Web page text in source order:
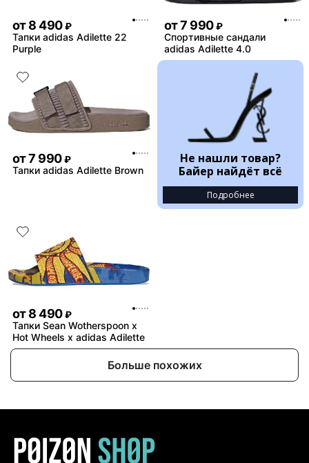
от8 490 ₽
Тапки adidas Adilette 22
Purple
от7 990 ₽
Спортивные сандали
adidas Adilette 4.0
от7 990 ₽
Тапки adidas Adilette Brown
Не нашли товар?
Байер найдёт всё
Подробнее
от8 490 ₽
Тапки Sean Wotherspoon x
Hot Wheels x adidas Adilette
Больше похожих